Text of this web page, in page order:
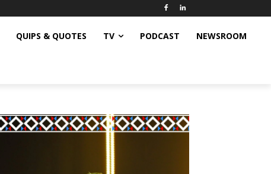
QUIPS & QUOTES TV PODCAST NEWSROOM